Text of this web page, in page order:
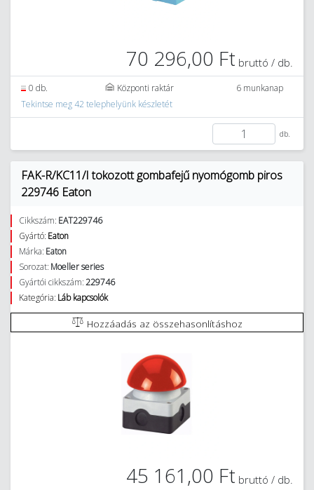
70 296,00 Ft bruttó / db.
0 db. Központi raktár
6 munkanap
Tekintse meg 42 telephelyünk készletét
db.
FAK-R/KC11/I tokozott gombafejű nyomógomb piros
229746 Eaton
Cikkszám: EAT229746
Gyártó: Eaton
Márka: Eaton
Sorozat: Moeller series
Gyártói cikkszám:229746
Kategória: Láb kapcsolók
Hozzáadás az összehasonlításhoz
45 161,00 Ft bruttó / db.